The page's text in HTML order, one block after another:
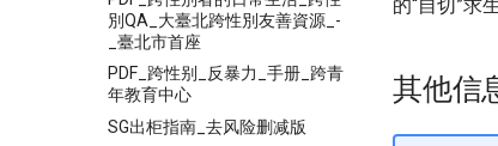
別QA_大臺北跨性別友善資源_-
_臺北市首座
PDF_跨性别_反暴力_手册_跨青
年教育中心
SG出柜指南_去风险删减版
的“自切”求
其他信